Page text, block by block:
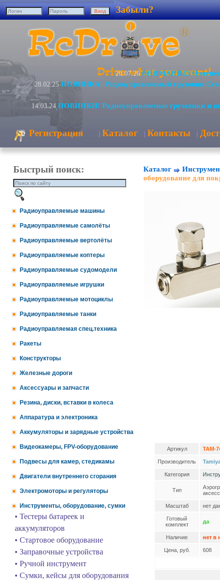
Забыли?
20.07.26 ВНИМАНИЕ!
28.02.25 НОВИНКА! Радиоуправляемый грузовик
14.03.24 НОВИНКИ! Радиоуправляемые грузовики и
Регистрация | Каталог | Контакты |
Быстрый поиск:
Радиоуправляемые машины
Радиоуправляемые самолёты
Радиоуправляемые вертолёты
Радиоуправляемые коптеры
Радиоуправляемые судомодели
Радиоуправляемые игрушки
Радиоуправляемые мотоциклы
Радиоуправляемые танки
Радиоуправляемая спец.техника
Ракеты
Конструкторы
Железные дороги
Аксессуары и запчасти
Резина, диски, вставки в колеса
Аппаратура и электроника
Аккумуляторы и зарядные устройства
Видеокамеры, FPV-оборудование
Подвесы для камер, стедикамы
Двигатели внутреннего сгорания
Электромоторы и регуляторы
Инструменты, оборудование, сумки
• Тестеры батареек и
аккумуляторов
• Стартовое оборудование
• Заправочные устройства
• Ручной инструмент
• Сумки, кейсы для оборудования
Каталог
оборудование для
Артикул TAM-
Производитель
Категория
Тип
Масштаб нет
Готовый
комплект
да
Наличие нет в
Цена, руб. 608